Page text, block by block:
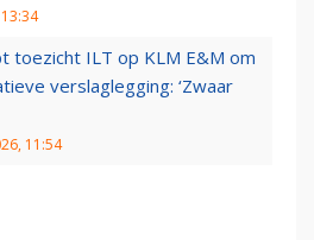
toezicht ILT op KLM E&M om
verslaglegging: ‘Zwaar
11:54